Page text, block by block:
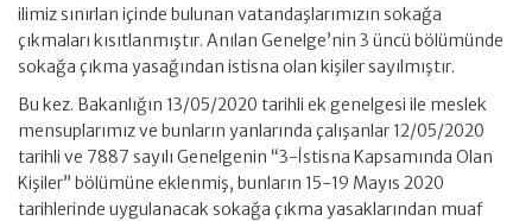
ilimiz sınırlan içinde bulunan vatandaşlarımızın sokağa
çıkmaları kısıtlanmıştır. Anılan Genelge’nin 3 üncü bölümünde
sokağa çıkma yasağından istisna olan kişiler sayılmıştır.
Bu kez. Bakanlığın 13/05/2020 tarihli ek genelgesi ile meslek
mensuplarımız ve bunların yanlarında çalışanlar 12/05/2020
tarihli ve 7887 sayılı Genelgenin “3-İstisna Kapsamında Olan
Kişiler” bölümüne eklenmiş, bunların 15-19 Mayıs 2020
tarihlerinde uygulanacak sokağa çıkma yasaklarından muaf